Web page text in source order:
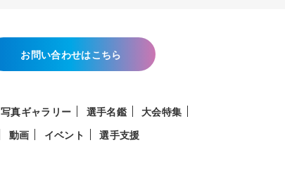
お問い合わせはこちら
写真ギャラリー 選手名鑑
大会特集
動画 イベント 選手支援